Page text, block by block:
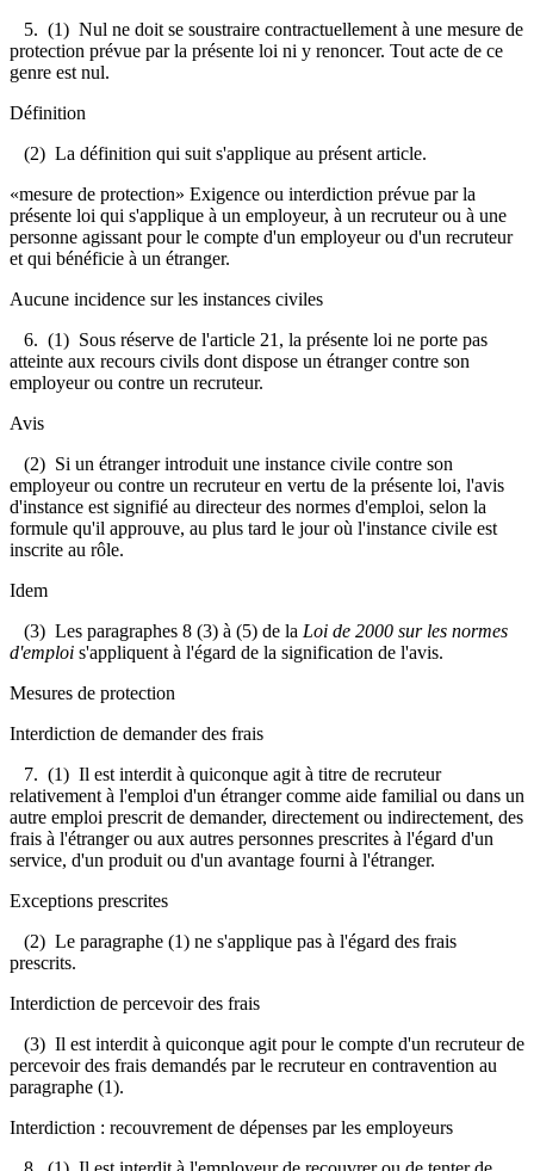
5. (1) Nul ne doit se soustraire contractuellement à une mesure de
protection prévue par la présente loi ni y renoncer. Tout acte de ce
genre est nul.
Définition
(2) La définition qui suit s'applique au présent article.
«mesure de protection» Exigence ou interdiction prévue par la
présente loi qui s'applique à un employeur, à un recruteur ou à une
personne agissant pour le compte d'un employeur ou d'un recruteur
et qui bénéficie à un étranger.
Aucune incidence sur les instances civiles
6. (1) Sous réserve de l'article 21, la présente loi ne porte pas
atteinte aux recours civils dont dispose un étranger contre son
employeur ou contre un recruteur.
Avis
(2) Si un étranger introduit une instance civile contre son
employeur ou contre un recruteur en vertu de la présente loi, l'avis
d'instance est signifié au directeur des normes d'emploi, selon la
formule qu'il approuve, au plus tard le jour où l'instance civile est
inscrite au rôle.
Idem
(3) Les paragraphes 8 (3) à (5) de la Loi de 2000 sur les normes
d'emploi s'appliquent à l'égard de la signification de l'avis.
Mesures de protection
Interdiction de demander des frais
7. (1) Il est interdit à quiconque agit à titre de recruteur
relativement à l'emploi d'un étranger comme aide familial ou dans un
autre emploi prescrit de demander, directement ou indirectement, des
frais à l'étranger ou aux autres personnes prescrites à l'égard d'un
service, d'un produit ou d'un avantage fourni à l'étranger.
Exceptions prescrites
(2) Le paragraphe (1) ne s'applique pas à l'égard des frais
prescrits.
Interdiction de percevoir des frais
(3) Il est interdit à quiconque agit pour le compte d'un recruteur de
percevoir des frais demandés par le recruteur en contravention au
paragraphe (1).
Interdiction : recouvrement de dépenses par les employeurs